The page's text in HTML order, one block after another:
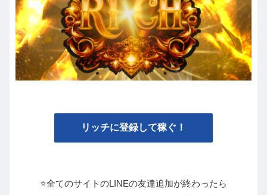
リッチに登録して稼ぐ！
⭐全てのサイトのLINEの友達追加が終わったら